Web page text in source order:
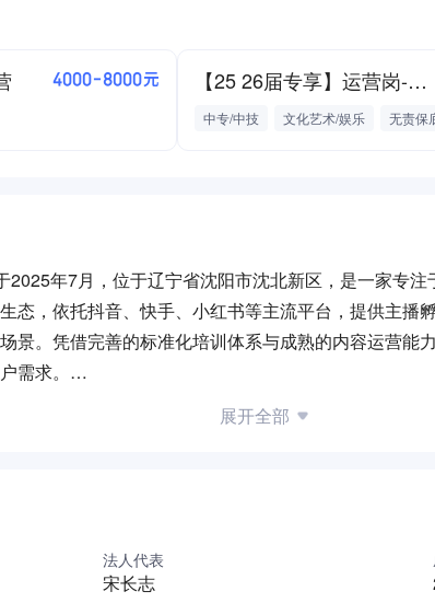
4000-8000元 【25 26届专享】运营岗-可三方+可开实习
中专/中技 文化艺术/娱乐 无责保
年7月，位于辽宁省沈阳市沈北新区，是一家专注
态，依托抖音、快手、小红书等主流平台，提供主播
景。凭借完善的标准化培训体系与成熟的内容运营能
需求。
台的合作，优化内容服务体系，致力于打造区域内具
展开全部
法人代表
宋长志